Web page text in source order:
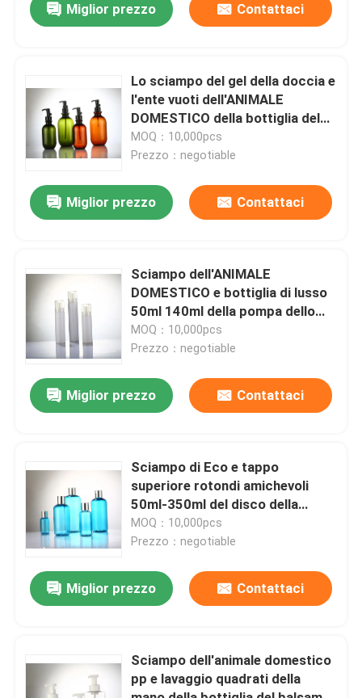
Prodotti
Chi siamo
Fatory Tour
Contattaci
Richiedere un preventivo
Bottiglia senz'aria cosmetica
Barattolo crema cosmetico
Miglior prezzo Contattaci
Lo sciampo del gel della doccia e
l'ente vuoti dell'ANIMALE
DOMESTICO della bottiglia del
balsamo lavano la chiara
bottiglia rotonda dello sciampo
MOQ：10,000pcs
Prezzo：negotiable
Miglior prezzo Contattaci
Sciampo dell'ANIMALE
DOMESTICO e bottiglia di lusso
50ml 140ml della pompa dello
spruzzatore della bottiglia di
Conditoner
MOQ：10,000pcs
Prezzo：negotiable
Miglior prezzo Contattaci
Sciampo di Eco e tappo
superiore rotondi amichevoli
50ml-350ml del disco della
bottiglia del balsamo
MOQ：10,000pcs
Prezzo：negotiable
Miglior prezzo Contattaci
Sciampo dell'animale domestico
pp e lavaggio quadrati della